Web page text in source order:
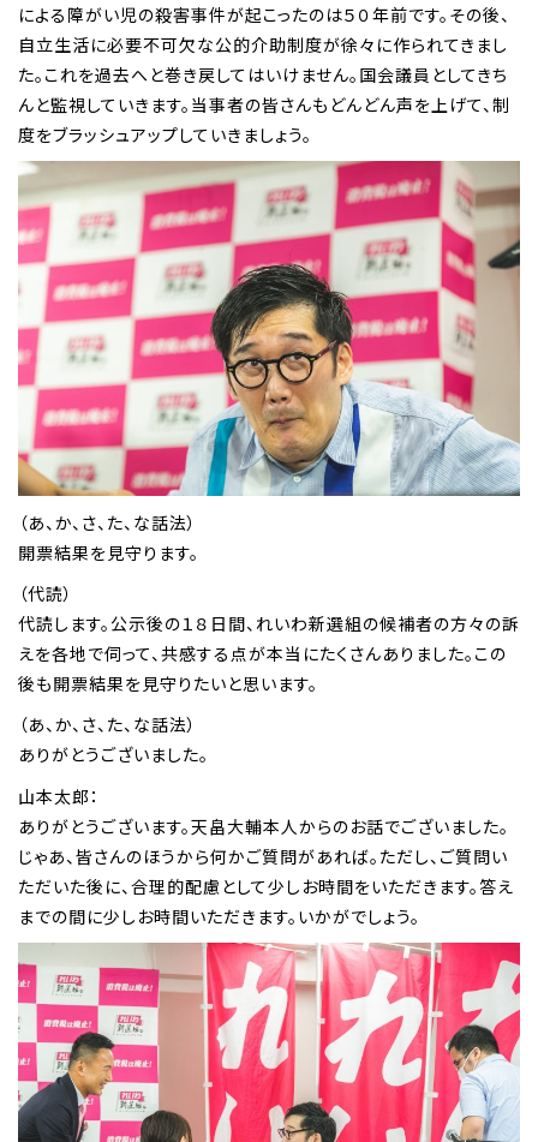
による障がい児の殺害事件が起こったのは５０年前です。その後、
自立生活に必要不可欠な公的介助制度が徐々に作られてきまし
た。これを過去へと巻き戻してはいけません。国会議員としてきち
んと監視していきます。当事者の皆さんもどんどん声を上げて、制
度をブラッシュアップしていきましょう。
（あ、か、さ、た、な話法）
開票結果を見守ります。
（代読）
代読します。公示後の１８日間、れいわ新選組の候補者の方々の訴
えを各地で伺って、共感する点が本当にたくさんありました。この
後も開票結果を見守りたいと思います。
（あ、か、さ、た、な話法）
ありがとうございました。
山本太郎：
ありがとうございます。天畠大輔本人からのお話でございました。
じゃあ、皆さんのほうから何かご質問があれば。ただし、ご質問い
ただいた後に、合理的配慮として少しお時間をいただきます。答え
までの間に少しお時間いただきます。いかがでしょう。